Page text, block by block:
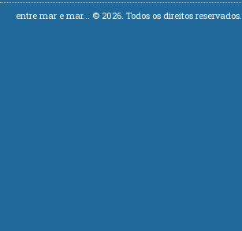
entre mar e mar... © 2026. Todos os direitos reservados.